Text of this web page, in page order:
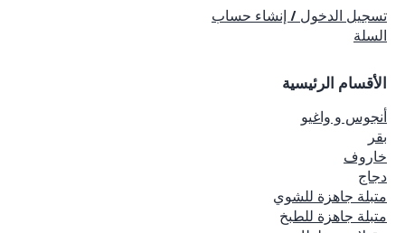
تسجيل الدخول / إنشاء حساب
السلة
الأقسام الرئيسية
أنجوس و واغيو
بقر
خاروف
دجاج
متبلة جاهزة للشوي
متبلة جاهزة للطبخ